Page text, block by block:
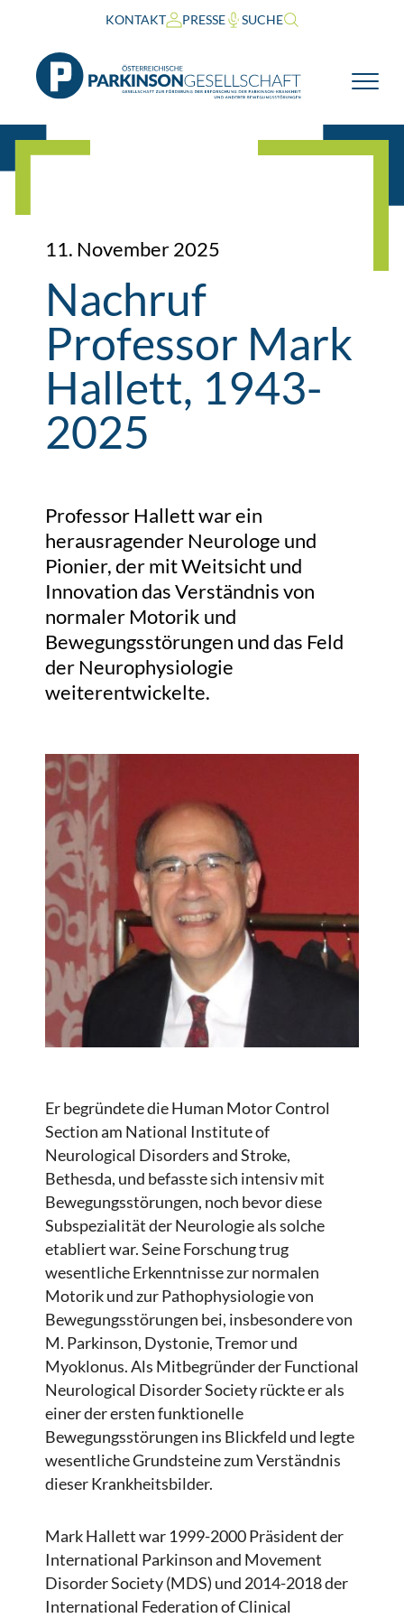
KONTAKT PRESSE SUCHE
11. November 2025
Nachruf
Professor Mark
Hallett, 1943-
2025
Professor Hallett war ein
herausragender Neurologe und
Pionier, der mit Weitsicht und
Innovation das Verständnis von
normaler Motorik und
Bewegungsstörungen und das Feld
der Neurophysiologie
weiterentwickelte.
Er begründete die Human Motor Control
Section am National Institute of
Neurological Disorders and Stroke,
Bethesda, und befasste sich intensiv mit
Bewegungsstörungen, noch bevor diese
Subspezialität der Neurologie als solche
etabliert war. Seine Forschung trug
wesentliche Erkenntnisse zur normalen
Motorik und zur Pathophysiologie von
Bewegungsstörungen bei, insbesondere von
M. Parkinson, Dystonie, Tremor und
Myoklonus. Als Mitbegründer der Functional
Neurological Disorder Society rückte er als
einer der ersten funktionelle
Bewegungsstörungen ins Blickfeld und legte
wesentliche Grundsteine zum Verständnis
dieser Krankheitsbilder.
Mark Hallett war 1999-2000 Präsident der
International Parkinson and Movement
Disorder Society (MDS) und 2014-2018 der
International Federation of Clinical